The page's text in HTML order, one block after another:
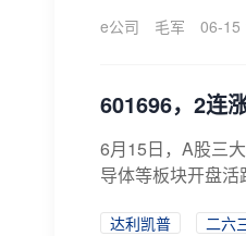
e公司
毛军 06-15
601696，2连
6月15日，A股三
导体等板块开盘
达利凯普 二六